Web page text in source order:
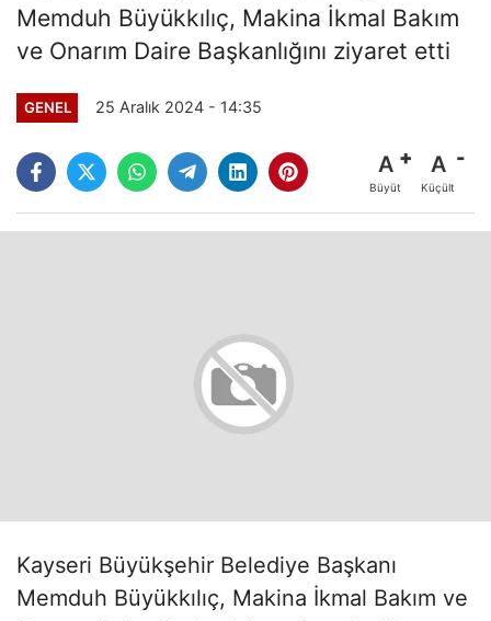
Memduh Büyükkılıç, Makina İkmal Bakım
ve Onarım Daire Başkanlığını ziyaret etti
GENEL 25 Aralık 2024 - 14:35
A
Büyüt
A
Küçült
Kayseri Büyükşehir Belediye Başkanı
Memduh Büyükkılıç, Makina İkmal Bakım ve